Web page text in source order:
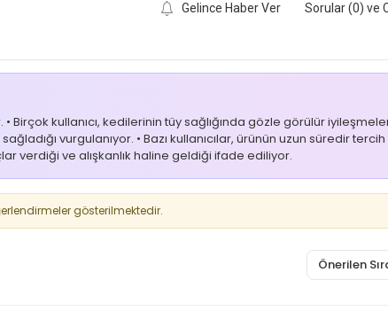
Gelince Haber Ver Sorular (0) ve
kullanıcı, kedilerinin tüy sağlığında gözle görülür
vurgulanıyor. • Bazı kullanıcılar, ürünün uzun süredir
verdiği ve alışkanlık haline geldiği ifade ediliyor.
gösterilmektedir.
Önerilen